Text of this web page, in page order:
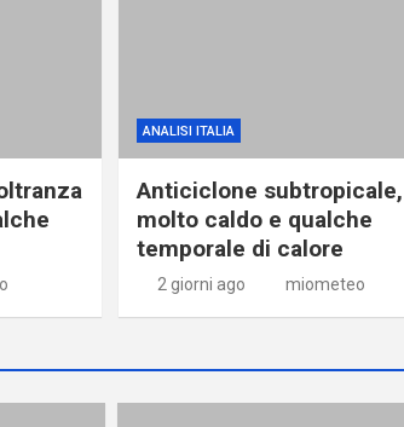
ANALISI ITALIA
Anticiclone subtropicale,
molto caldo e qualche
temporale di calore
2 giorni ago miometeo